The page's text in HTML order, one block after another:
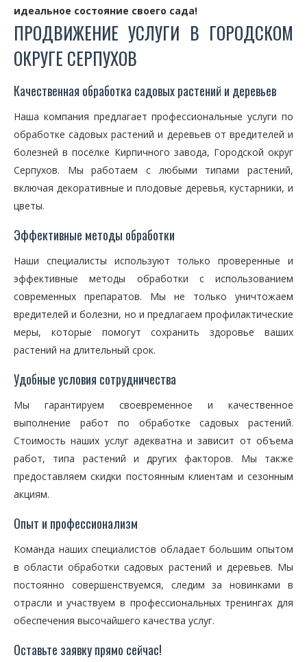
идеальное состояние своего сада!
ПРОДВИЖЕНИЕ УСЛУГИ В ГОРОДСКОМ
ОКРУГЕ СЕРПУХОВ
Качественная обработка садовых растений и деревьев
Наша компания предлагает профессиональные услуги по
обработке садовых растений и деревьев от вредителей и
болезней в посёлке Кирпичного завода, Городской округ
Серпухов. Мы работаем с любыми типами растений,
включая декоративные и плодовые деревья, кустарники, и
цветы.
Эффективные методы обработки
Наши специалисты используют только проверенные и
эффективные методы обработки с использованием
современных препаратов. Мы не только уничтожаем
вредителей и болезни, но и предлагаем профилактические
меры, которые помогут сохранить здоровье ваших
растений на длительный срок.
Удобные условия сотрудничества
Мы гарантируем своевременное и качественное
выполнение работ по обработке садовых растений.
Стоимость наших услуг адекватна и зависит от объема
работ, типа растений и других факторов. Мы также
предоставляем скидки постоянным клиентам и сезонным
акциям.
Опыт и профессионализм
Команда наших специалистов обладает большим опытом
в области обработки садовых растений и деревьев. Мы
постоянно совершенствуемся, следим за новинками в
отрасли и участвуем в профессиональных тренингах для
обеспечения высочайшего качества услуг.
Оставьте заявку прямо сейчас!